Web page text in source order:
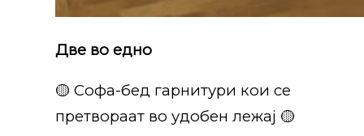
Две во едно
🟡 Софа-бед гарнитури кои се
претвораат во удобен лежај 🟡